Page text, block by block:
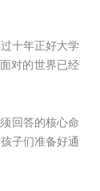
十年正好大学
对的世界已经
回答的核心命
子们准备好通